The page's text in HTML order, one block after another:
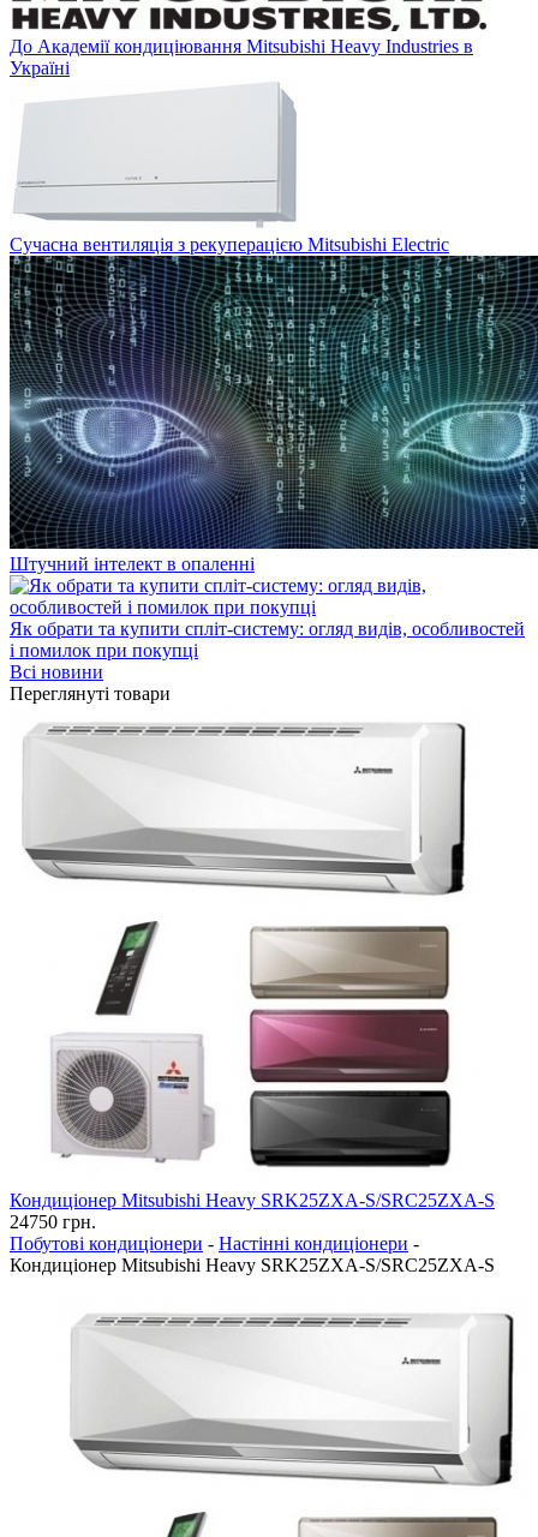
До Академії кондиціювання Mitsubishi Heavy Industries в
Україні
Сучасна вентиляція з рекуперацією Mitsubishi Electric
Штучний інтелект в опаленні
Як обрати та купити спліт-систему: огляд видів, особливостей
і помилок при покупці
Всі новини
Переглянуті товари
Кондиціонер Mitsubishi Heavy SRK25ZXA-S/SRC25ZXA-S
24750 грн.
Побутові кондиціонери - Настінні кондиціонери -
Кондиціонер Mitsubishi Heavy SRK25ZXA-S/SRC25ZXA-S